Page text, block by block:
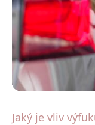
Účinnost a
Jaký je vliv